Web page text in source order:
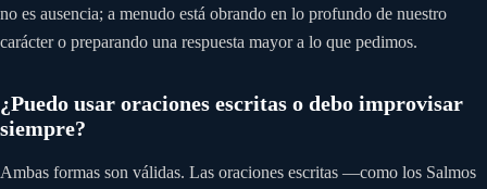
no es ausencia; a menudo está obrando en lo profundo de nuestro
carácter o preparando una respuesta mayor a lo que pedimos.
¿Puedo usar oraciones escritas o debo improvisar
siempre?
Ambas formas son válidas. Las oraciones escritas —como los Salmos